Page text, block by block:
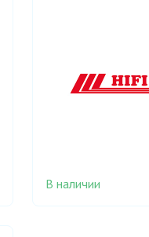
В наличии